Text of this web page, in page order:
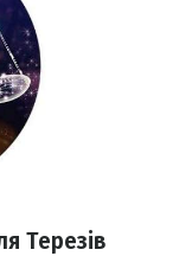
Терезів